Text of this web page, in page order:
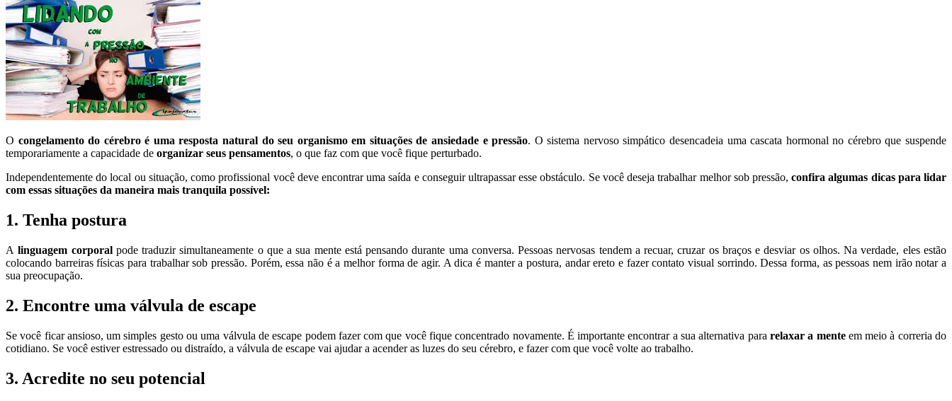
O congelamento do cérebro é uma resposta natural do seu organismo em situações de ansiedade e pressão. O sistema nervoso simpático desencadeia uma cascata hormonal no cérebro que suspende
temporariamente a capacidade de organizar seus pensamentos, o que faz com que você fique perturbado.
Independentemente do local ou situação, como profissional você deve encontrar uma saída e conseguir ultrapassar esse obstáculo. Se você deseja trabalhar melhor sob pressão,confira algumas dicas para lidar
com essas situações da maneira mais tranquila possível:
1. Tenha postura
Alinguagem corporalpode traduzir simultaneamente o que a sua mente está pensando durante uma conversa. Pessoas nervosas tendem a recuar, cruzar os braços e desviar os olhos. Na verdade, eles estão
colocando barreiras físicas para trabalhar sob pressão. Porém, essa não é a melhor forma de agir. A dica é manter a postura, andar ereto e fazer contato visual sorrindo. Dessa forma, as pessoas nem irão notar a
sua preocupação.
2. Encontre uma válvula de escape
Se você ficar ansioso, um simples gesto ou uma válvula de escape podem fazer com que você fique concentrado novamente. É importante encontrar a sua alternativa para relaxar a menteem meio à correria do
cotidiano. Se você estiver estressado ou distraído, a válvula de escape vai ajudar a acender as luzes do seu cérebro, e fazer com que você volte ao trabalho.
3. Acredite no seu potencial